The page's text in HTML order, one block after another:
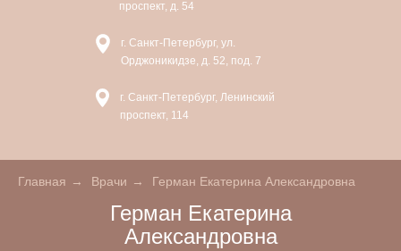
г. Санкт-Петербург, ул.
Орджоникидзе, д. 52, под. 7
г. Санкт-Петербург, Ленинский
проспект, 114
проспект, д. 54
Главная → Врачи → Герман Екатерина Александровна
Герман Екатерина
Александровна